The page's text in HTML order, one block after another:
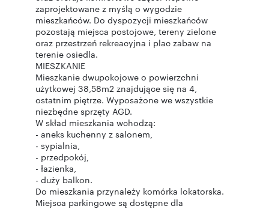
zaprojektowane z myślą o wygodzie
mieszkańców. Do dyspozycji mieszkańców
pozostają miejsca postojowe, tereny zielone
oraz przestrzeń rekreacyjna i plac zabaw na
terenie osiedla.
MIESZKANIE
Mieszkanie dwupokojowe o powierzchni
użytkowej 38,58m2 znajdujące się na 4,
ostatnim piętrze. Wyposażone we wszystkie
niezbędne sprzęty AGD.
W skład mieszkania wchodzą:
- aneks kuchenny z salonem,
- sypialnia,
- przedpokój,
- łazienka,
- duży balkon.
Do mieszkania przynależy komórka lokatorska.
Miejsca parkingowe są dostępne dla